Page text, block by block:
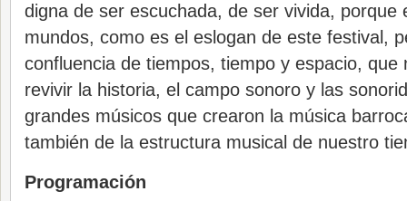
digna de ser escuchada, de ser vivida, porque
mundos, como es el eslogan de este festival,
confluencia de tiempos, tiempo y espacio, que
revivir la historia, el campo sonoro y las
grandes músicos que crearon la música
también de la estructura musical de nuestro
Programación